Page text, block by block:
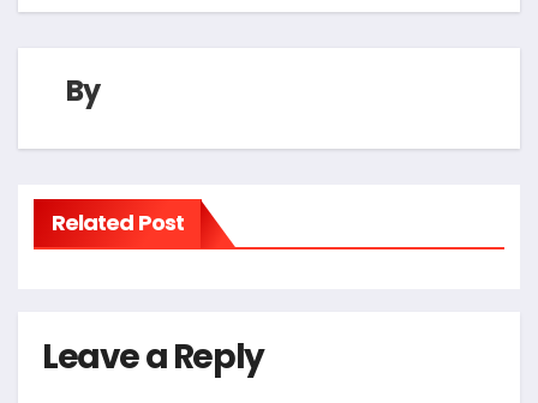
By
Related Post
Leave a Reply